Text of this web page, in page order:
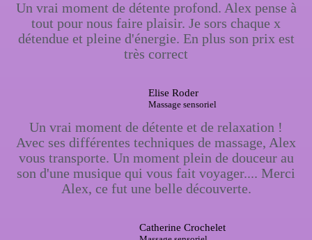
Un vrai moment de détente profond. Alex pense à
tout pour nous faire plaisir. Je sors chaque x
détendue et pleine d'énergie. En plus son prix est
très correct
Elise Roder
Massage sensoriel
Un vrai moment de détente et de relaxation !
Avec ses différentes techniques de massage, Alex
vous transporte. Un moment plein de douceur au
son d'une musique qui vous fait voyager.... Merci
Alex, ce fut une belle découverte.
Catherine Crochelet